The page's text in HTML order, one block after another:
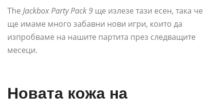
The Jackbox Party Pack 9 ще излезе тази есен, така че
ще имаме много забавни нови игри, които да
изпробваме на нашите партита през следващите
месеци.
Новата кожа на